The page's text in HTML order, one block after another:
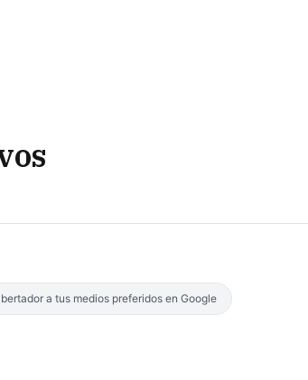
a tus medios preferidos en Google